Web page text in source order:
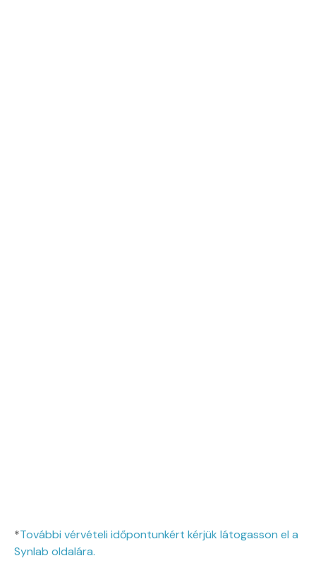
*További vérvételi időpontunkért kérjük látogasson el a
Synlab oldalára.